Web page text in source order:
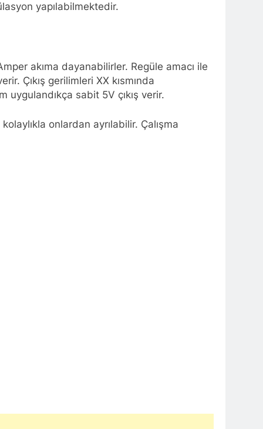
yapılabilmektedir.
akıma dayanabilirler. Regüle amacı ile
Çıkış gerilimleri XX kısmında
uygulandıkça sabit 5V çıkış verir.
onlardan ayrılabilir. Çalışma